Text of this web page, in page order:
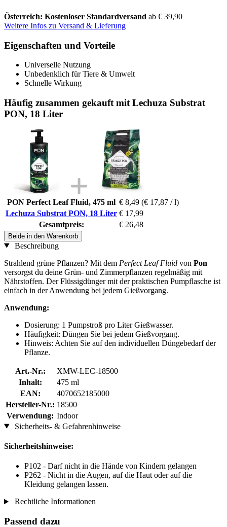
Österreich: Kostenloser Standardversand ab € 39,90
Weitere Infos zu Versand & Lieferung
Eigenschaften und Vorteile
Universelle Nutzung
Unbedenklich für Tiere & Umwelt
Schnelle Wirkung
Häufig zusammen gekauft mit Lechuza Substrat
PON, 18 Liter
PON Perfect Leaf Fluid, 475 ml € 8,49 (€ 17,87 / l)
Lechuza Substrat PON, 18 Liter € 17,99
Gesamtpreis:
€ 26,48
Beide in den Warenkorb
Beschreibung
Strahlend grüne Pflanzen? Mit dem Perfect Leaf Fluid von Pon
versorgst du deine Grün- und Zimmerpflanzen regelmäßig mit
Nährstoffen. Der Flüssigdünger mit der praktischen Pumpflasche ist
einfach in der Anwendung bei jedem Gießvorgang.
Anwendung:
Dosierung: 1 Pumpstroß pro Liter Gießwasser.
Häufigkeit: Düngen Sie bei jedem Gießvorgang.
Hinweis: Achten Sie auf den individuellen Düngebedarf der
Pflanze.
Art.-Nr.:
XMW-LEC-18500
Inhalt:
475 ml
EAN:
4070652185000
Hersteller-Nr.: 18500
Verwendung: Indoor
Sicherheits- & Gefahrenhinweise
Sicherheitshinweise:
P102 - Darf nicht in die Hände von Kindern gelangen
P262 - Nicht in die Augen, auf die Haut oder auf die
Kleidung gelangen lassen.
Rechtliche Informationen
Passend dazu